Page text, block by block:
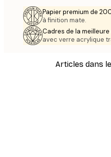
Papier premium de
à finition mate.
Cadres de la
avec verre acrylique
Articles dans